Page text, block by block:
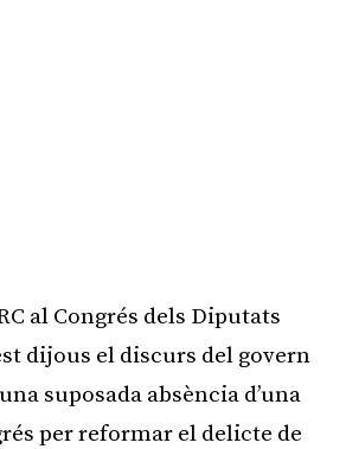
al Congrés dels Diputats
dijous el discurs del govern
suposada absència d’una
per reformar el delicte de